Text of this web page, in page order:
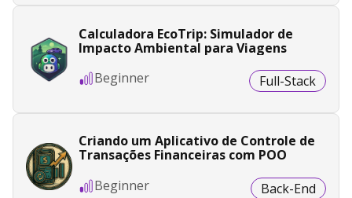
Calculadora EcoTrip: Simulador de
Impacto Ambiental para Viagens
Beginner
Full-Stack
Criando um Aplicativo de Controle de
Transações Financeiras com POO
Beginner
Back-End